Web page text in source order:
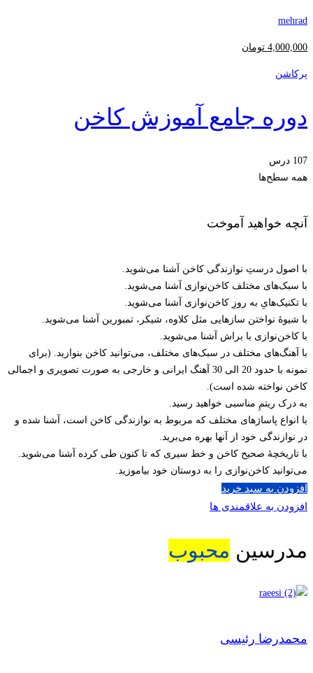
mehrad
4,000,000 تومان
پرکاشن
دوره جامع آموزش کاخن
107 درس
همه سطح‌ها
آنچه خواهید آموخت
با اصول درستِ نوازندگی کاخن آشنا می‌شوید.
با سبک‌های مختلف کاخن‌نوازی آشنا می‌شوید.
با تکنیک‌هایِ به روزِ کاخن‌نوازی آشنا می‌شوید.
با شیوۀ نواختن سازهایی مثل کلاوه، شیکر، تمبورین آشنا می‌شوید.
با کاخن‌نوازی با براش آشنا می‌شوید.
با آهنگ‌های مختلف در سبک‌های مختلف، می‌توانید کاخن بنوازید. (برای
نمونه با حدود 20 الی 30 آهنگ ایرانی و خارجی به صورت تصویری و اجمالی
کاخن نواخته شده است).
به درک ریتمِ مناسبی خواهید رسید.
با انواع پاساژهای مختلف که مربوط به نوازندگی کاخن است، آشنا شده و
در نوازندگی خود از آنها بهره می‌برید.
با تاریخچۀ صحیح کاخن و خط سیری که تا کنون طی کرده آشنا می‌شوید.
می‌توانید کاخن‌نوازی را به دوستان خود بیاموزید.
افزودن به سبد خرید
افزودن به علاقمندی ها
مدرسین محبوب
محمدرضا رئیسی